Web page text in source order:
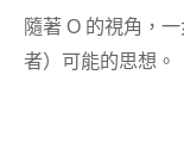
隨著 O 的視角，
者）可能的思想。